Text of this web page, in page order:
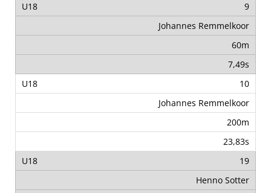
9
Johannes Remmelkoor
60m
7,49s
10
Johannes Remmelkoor
200m
23,83s
19
Henno Sotter